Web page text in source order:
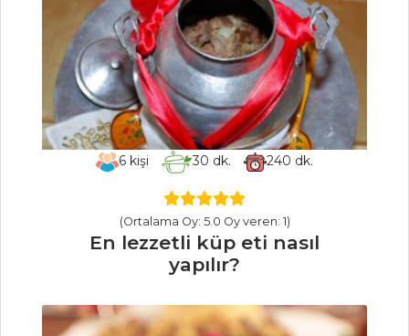
Balkabağı Püresi
KARİDESLİ
BAMYA
Çiğ Köfte
Mezeler Tüm
Tarifleri
MASTERCHEF
ölçüsünde Dulce
De Leche Donut
6kişi 30 dk. 240 dk.
(Ortalama Oy: 5.0 Oy veren: 1)
En lezzetli küp eti nasıl
yapılır?